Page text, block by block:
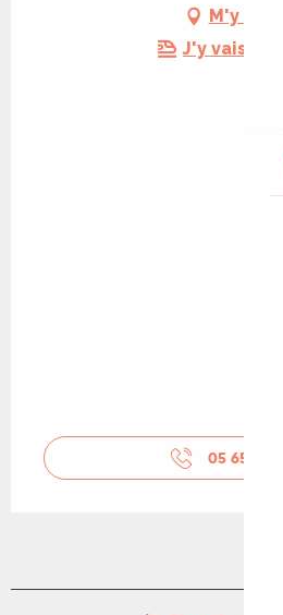
M'y
J'y vais en
05 65 36